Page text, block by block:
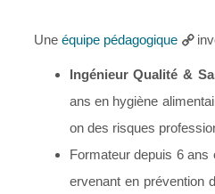
Une équipe pédagogique
Ingénieur Qualité &
ans en hygiène
on des risques
Formateur depuis 6 ans
ervenant en prévention